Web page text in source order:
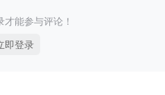
能参与评论！
即登录